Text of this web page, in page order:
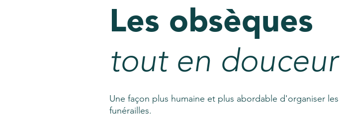
Pierre tombale
AssistGPT
Nos services en plus
Advitam dans la presse
Consultez notre FAQ
Les obsèques
tout en douceur
Une façon plus humaine et plus abordable d'organiser les
funérailles.